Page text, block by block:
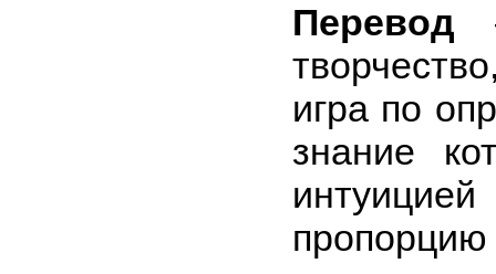
Перевод
игра по
знание
пропорцию